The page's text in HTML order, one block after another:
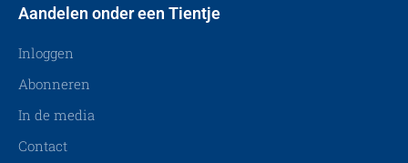
Aandelen onder een Tientje
Inloggen
Abonneren
In de media
Contact